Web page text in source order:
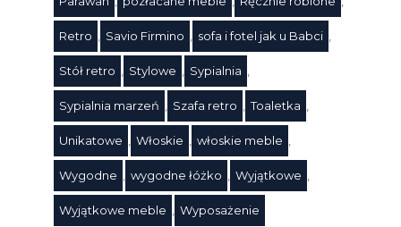
Retro , Savio Firmino , sofa i fotel jak u Babci ,
Stół retro , Stylowe , Sypialnia ,
Sypialnia marzeń , Szafa retro , Toaletka ,
Unikatowe , Włoskie , włoskie meble ,
Wygodne , wygodne łóżko , Wyjątkowe ,
Wyjątkowe meble , Wyposażenie